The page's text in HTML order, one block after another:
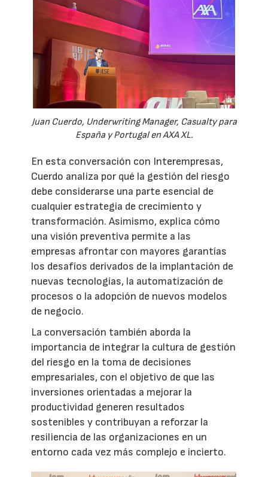
Juan Cuerdo, Underwriting Manager, Casualty para
España y Portugal en AXA XL.
En esta conversación con Interempresas,
Cuerdo analiza por qué la gestión del riesgo
debe considerarse una parte esencial de
cualquier estrategia de crecimiento y
transformación. Asimismo, explica cómo
una visión preventiva permite a las
empresas afrontar con mayores garantías
los desafíos derivados de la implantación de
nuevas tecnologías, la automatización de
procesos o la adopción de nuevos modelos
de negocio.
La conversación también aborda la
importancia de integrar la cultura de gestión
del riesgo en la toma de decisiones
empresariales, con el objetivo de que las
inversiones orientadas a mejorar la
productividad generen resultados
sostenibles y contribuyan a reforzar la
resiliencia de las organizaciones en un
entorno cada vez más complejo e incierto.